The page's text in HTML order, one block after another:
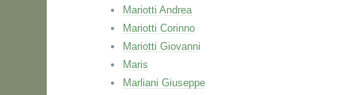
Mariotti Andrea
Mariotti Corinno
Mariotti Giovanni
Maris
Marliani Giuseppe